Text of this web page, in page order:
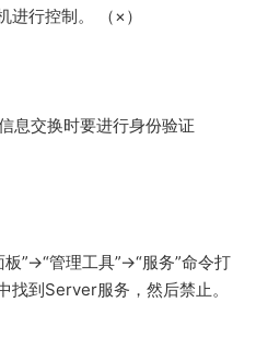
进行控制。 （×）
息交换时要进行身份验证
”→“管理工具”→“服务”命令打
找到Server服务，然后禁止。